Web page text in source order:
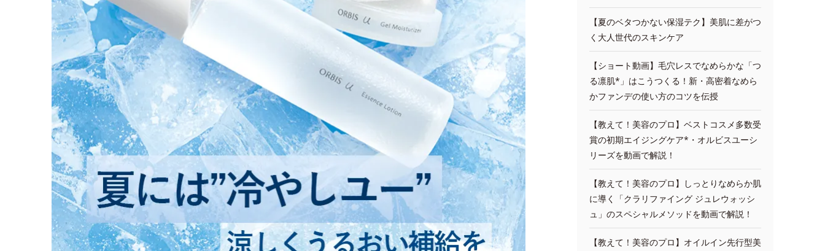
【夏のベタつかない保湿テク】美肌に差がつ
く大人世代のスキンケア
【ショート動画】毛穴レスでなめらかな「つ
る凛肌*」はこうつくる！新・高密着なめら
かファンデの使い方のコツを伝授
【教えて！美容のプロ】ベストコスメ多数受
賞の初期エイジングケア*・オルビスユーシ
リーズを動画で解説！
【教えて！美容のプロ】しっとりなめらか肌
に導く「クラリファイング ジュレウォッシ
ュ」のスペシャルメソッドを動画で解説！
【教えて！美容のプロ】オイルイン先行型美